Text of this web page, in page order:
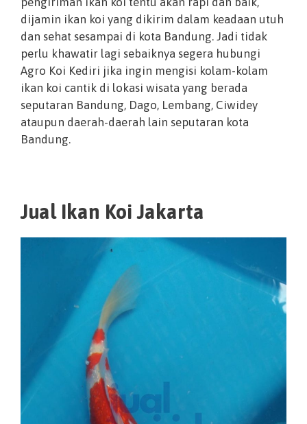
dijamin ikan koi yang dikirim dalam keadaan utuh
dan sehat sesampai di kota Bandung. Jadi tidak
perlu khawatir lagi sebaiknya segera hubungi
Agro Koi Kediri jika ingin mengisi kolam-kolam
ikan koi cantik di lokasi wisata yang berada
seputaran Bandung, Dago, Lembang, Ciwidey
ataupun daerah-daerah lain seputaran kota
Bandung.
Jual Ikan Koi Jakarta